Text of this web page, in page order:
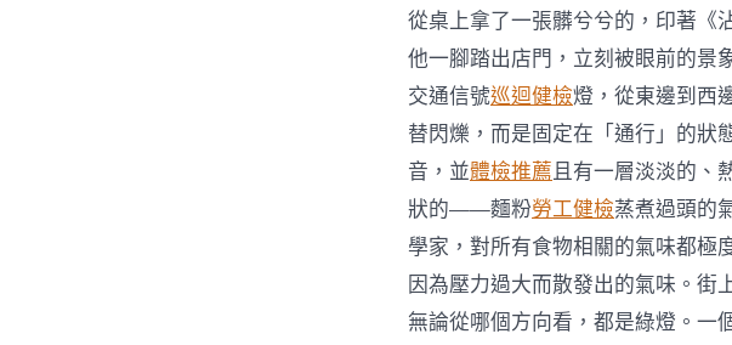
從桌上拿了一張髒兮兮的，印著《
他一腳踏出店門，立刻被眼前的景
交通信號巡迴健檢燈，從東邊到西
替閃爍，而是固定在「通行」的狀
音，並體檢推薦且有一層淡淡的、
狀的——麵粉勞工健檢蒸煮過頭的
學家，對所有食物相關的氣味都極
因為壓力過大而散發出的氣味。街
無論從哪個方向看，都是綠燈。一